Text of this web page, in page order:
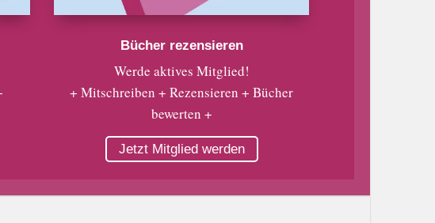
Bücher rezensieren
Werde aktives Mitglied!
+ Mitschreiben + Rezensieren + Bücher
bewerten +
Jetzt Mitglied werden